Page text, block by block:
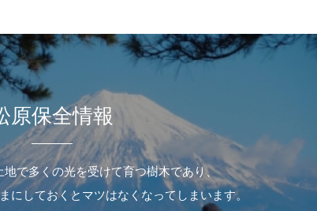
原保全情報
で多くの光を受けて育つ樹木であり、
にしておくとマツはなくなってしまいます。